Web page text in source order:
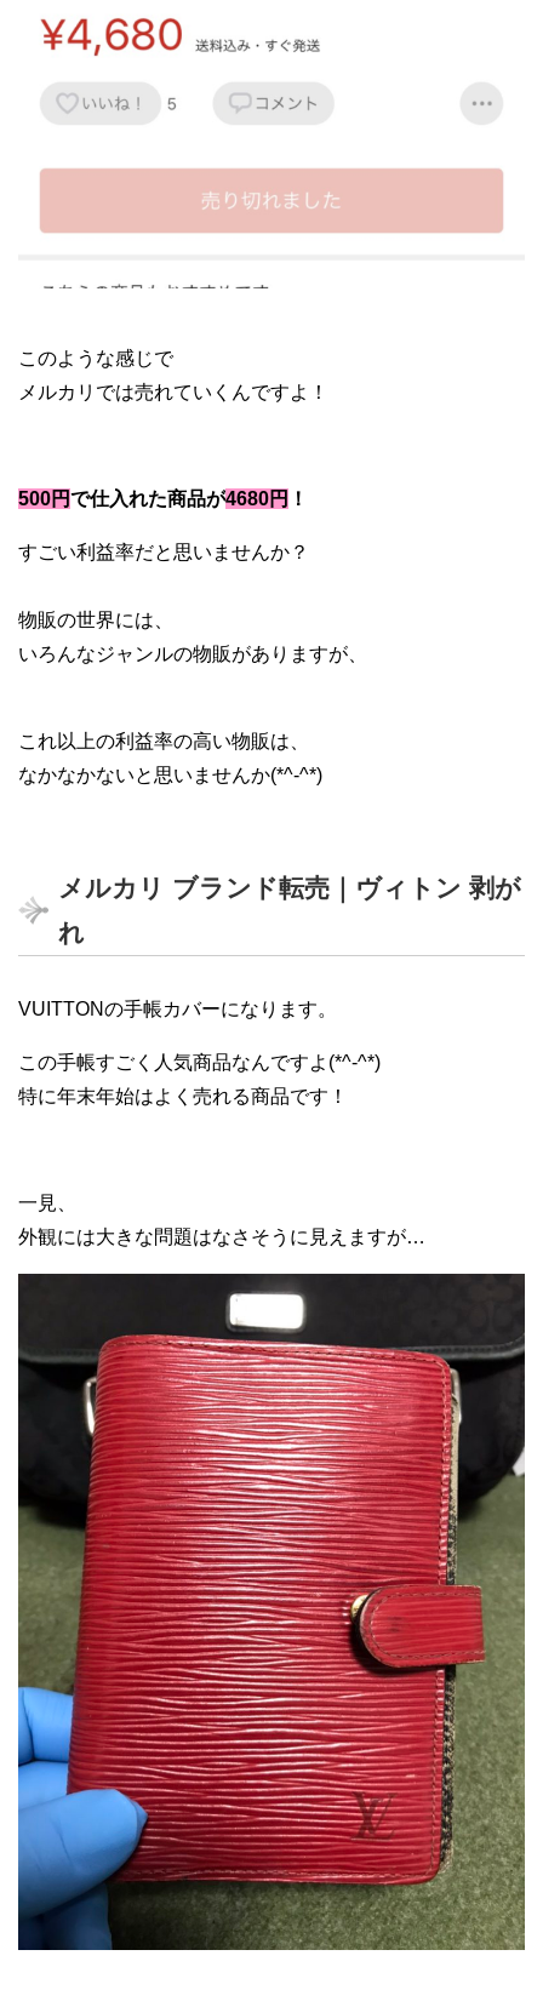
このような感じで
メルカリでは売れていくんですよ！
500円で仕入れた商品が4680円 ！
すごい利益率だと思いませんか？
物販の世界には、
いろんなジャンルの物販がありますが、
これ以上の利益率の高い物販は、
なかなかないと思いませんか(*^-^*)
メルカリ ブランド転売｜ヴィトン 剥が
れ
VUITTONの手帳カバーになります。
この手帳すごく人気商品なんですよ(*^-^*)
特に年末年始はよく売れる商品です！
一見、
外観には大きな問題はなさそうに見えますが…